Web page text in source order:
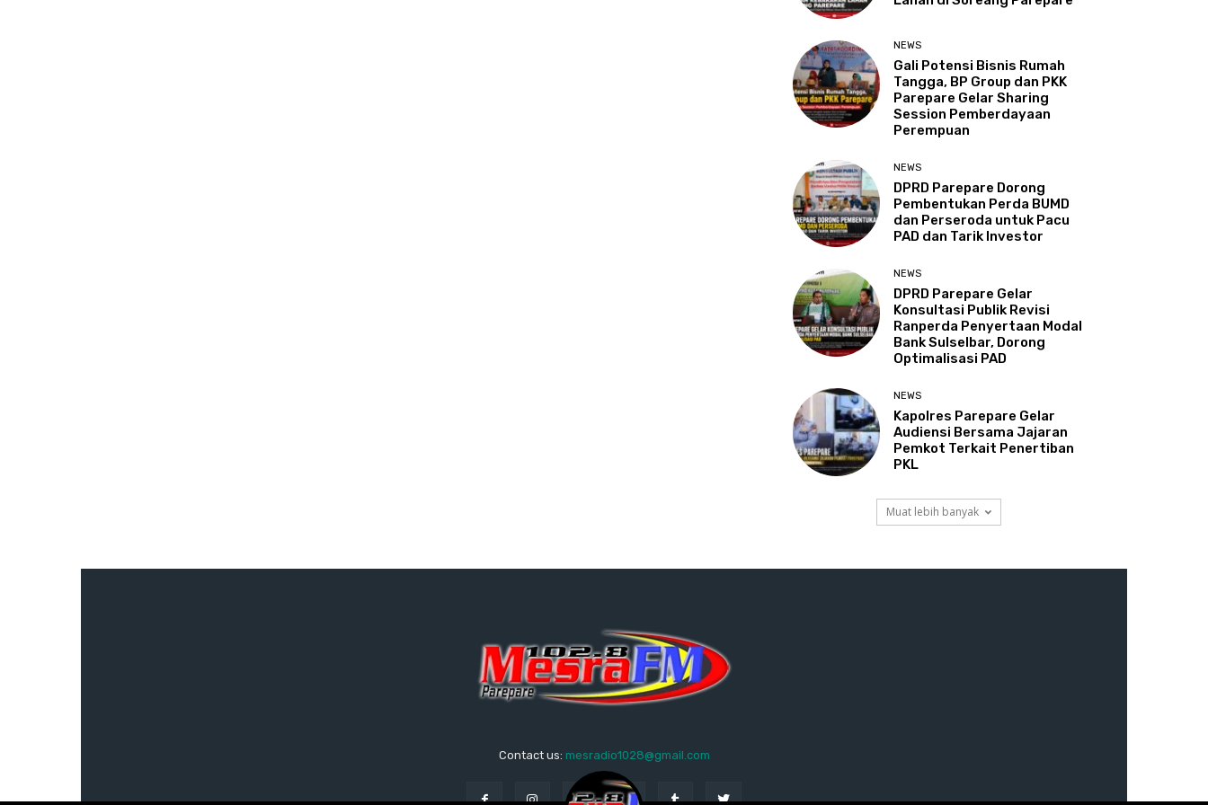
NEWS
Gali Potensi Bisnis Rumah
Tangga, BP Group dan PKK
Parepare Gelar Sharing
Session Pemberdayaan
Perempuan
NEWS
DPRD Parepare Dorong
Pembentukan Perda BUMD
dan Perseroda untuk Pacu
PAD dan Tarik Investor
NEWS
DPRD Parepare Gelar
Konsultasi Publik Revisi
Ranperda Penyertaan Modal
Bank Sulselbar, Dorong
Optimalisasi PAD
NEWS
Kapolres Parepare Gelar
Audiensi Bersama Jajaran
Pemkot Terkait Penertiban
PKL
Muat lebih banyak
Contact us: mesradio1028@gmail.com